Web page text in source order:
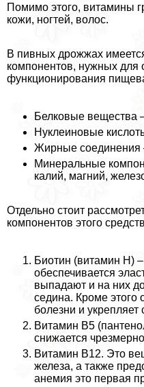
Помимо этого, витамины
кожи, ногтей, волос.
В пивных дрожжах
компонентов, нужных для
функционирования
Белковые вещества
Нуклеиновые
Жирные соединения
Минеральные
калий, магний,
Отдельно стоит
компонентов этого
Биотин (витамин Н)
обеспечивается
выпадают и на них
седина. Кроме этого
болезни и укрепляет
Витамин В5
снижается
Витамин В12. Это
железа, а также
анемия это первая